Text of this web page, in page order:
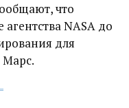
что
NASA до
для
Марс.